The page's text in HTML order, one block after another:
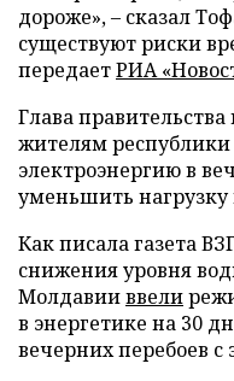
дороже», – сказал
существуют риски
передаетРИА
Глава
жителям республики
электроэнергию в
уменьшить нагрузку
Как писала газета
снижения уровня
Молдавииввели
в энергетике на 30
вечерних перебоев